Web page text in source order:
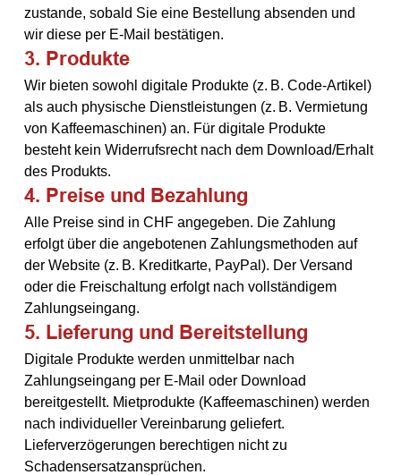
zustande, sobald Sie eine Bestellung absenden und
wir diese per E-Mail bestätigen.
3. Produkte
Wir bieten sowohl digitale Produkte (z. B. Code-Artikel)
als auch physische Dienstleistungen (z. B. Vermietung
von Kaffeemaschinen) an. Für digitale Produkte
besteht kein Widerrufsrecht nach dem Download/Erhalt
des Produkts.
4. Preise und Bezahlung
Alle Preise sind in CHF angegeben. Die Zahlung
erfolgt über die angebotenen Zahlungsmethoden auf
der Website (z. B. Kreditkarte, PayPal). Der Versand
oder die Freischaltung erfolgt nach vollständigem
Zahlungseingang.
5. Lieferung und Bereitstellung
Digitale Produkte werden unmittelbar nach
Zahlungseingang per E-Mail oder Download
bereitgestellt. Mietprodukte (Kaffeemaschinen) werden
nach individueller Vereinbarung geliefert.
Lieferverzögerungen berechtigen nicht zu
Schadensersatzansprüchen.